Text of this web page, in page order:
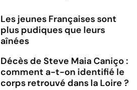
Les jeunes Françaises sont
plus pudiques que leurs
aînées
Décès de Steve Maia Caniço :
comment a-t-on identifié le
corps retrouvé dans la Loire ?